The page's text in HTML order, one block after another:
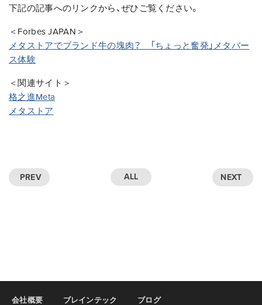
下記の記事へのリンクから、ぜひご覧ください。
＜Forbes JAPAN＞
メタストアでブランド牛の塊肉？ 「ちょっと奮発」メタバー
ス体験
＜関連サイト＞
格之進Meta
メタストア
PREV ALL NEXT
会社概要 ブレインテック ブログ